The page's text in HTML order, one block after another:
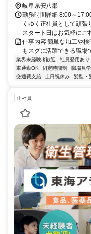
岐阜県安八郡
勤務時間詳細 8:00～
くゆく正社員として頑
スタート日はお気軽にご
仕事内容 簡単な加工や
もスグに活躍できる職場
業界未経験者歓迎 社員登用あり
車通勤OK
固定時間制 職場見
交通費支給
土日祝休み 髪型・
正社員